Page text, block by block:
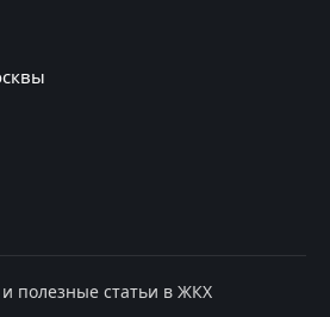
полезные статьи в ЖКХ